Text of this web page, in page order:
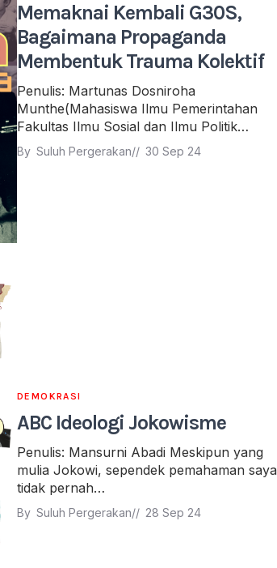
Memaknai Kembali G30S,
Bagaimana Propaganda
Membentuk Trauma Kolektif
Penulis: Martunas Dosniroha
Munthe(Mahasiswa Ilmu Pemerintahan
Fakultas Ilmu Sosial dan Ilmu Politik…
By Suluh Pergerakan// 30 Sep 24
DEMOKRASI
ABC Ideologi Jokowisme
Penulis: Mansurni Abadi Meskipun yang
mulia Jokowi, sependek pemahaman saya
tidak pernah…
By Suluh Pergerakan// 28 Sep 24